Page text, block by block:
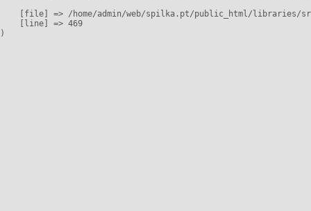
[file] => /home/admin/web/spilka.pt/public_html/libraries/
    [line] => 469